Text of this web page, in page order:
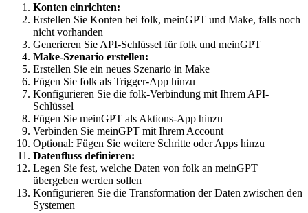
Konten einrichten:
Erstellen Sie Konten bei folk, meinGPT und Make, falls noch
nicht vorhanden
Generieren Sie API-Schlüssel für folk und meinGPT
Make-Szenario erstellen:
Erstellen Sie ein neues Szenario in Make
Fügen Sie folk als Trigger-App hinzu
Konfigurieren Sie die folk-Verbindung mit Ihrem API-
Schlüssel
Fügen Sie meinGPT als Aktions-App hinzu
Verbinden Sie meinGPT mit Ihrem Account
Optional: Fügen Sie weitere Schritte oder Apps hinzu
Datenfluss definieren:
Legen Sie fest, welche Daten von folk an meinGPT
übergeben werden sollen
Konfigurieren Sie die Transformation der Daten zwischen den
Systemen